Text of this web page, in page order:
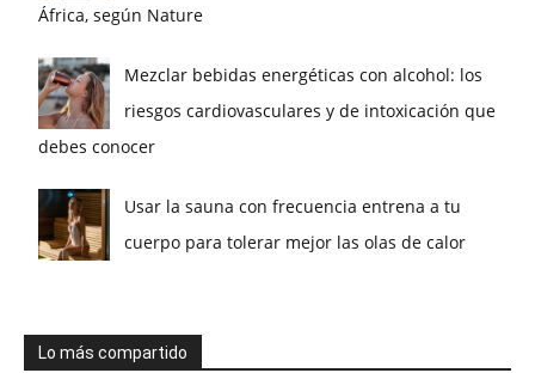
África, según Nature
Mezclar bebidas energéticas con alcohol: los
riesgos cardiovasculares y de intoxicación que
debes conocer
Usar la sauna con frecuencia entrena a tu
cuerpo para tolerar mejor las olas de calor
Lo más compartido